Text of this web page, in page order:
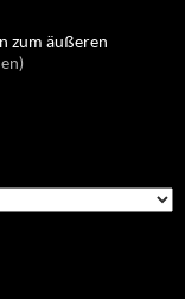
zum äußeren